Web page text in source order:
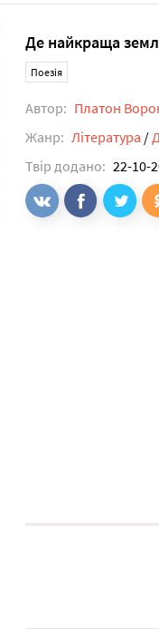
Де найкраща
Поезія
Автор: Платон
Жанр: Література /
Твір додано: 22-10-